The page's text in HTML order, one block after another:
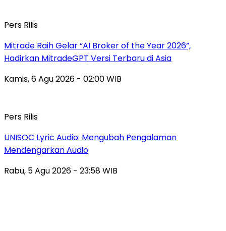
Pers Rilis
Mitrade Raih Gelar “AI Broker of the Year 2026”,
Hadirkan MitradeGPT Versi Terbaru di Asia
Kamis, 6 Agu 2026 - 02:00 WIB
Pers Rilis
UNISOC Lyric Audio: Mengubah Pengalaman
Mendengarkan Audio
Rabu, 5 Agu 2026 - 23:58 WIB